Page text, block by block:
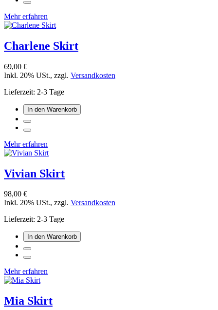
Mehr erfahren
Charlene Skirt
69,00 €
Inkl. 20% USt., zzgl. Versandkosten
Lieferzeit: 2-3 Tage
In den Warenkorb
Mehr erfahren
Vivian Skirt
98,00 €
Inkl. 20% USt., zzgl. Versandkosten
Lieferzeit: 2-3 Tage
In den Warenkorb
Mehr erfahren
Mia Skirt